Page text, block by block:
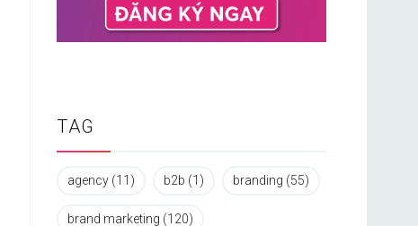
TAG
agency (11) b2b (1) branding (55)
brand marketing (120)